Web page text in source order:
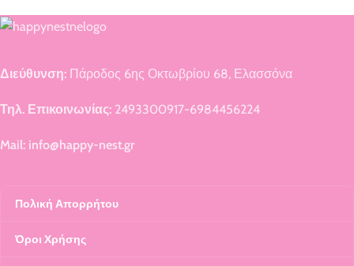
Διεύθυνση: Πάροδος 6ης Οκτωβρίου 68, Ελασσόνα
Τηλ. Επικοινωνίας: 2493300917-6984456224
Mail: info@happy-nest.gr
Πολική Απορρήτου
Όροι Χρήσης